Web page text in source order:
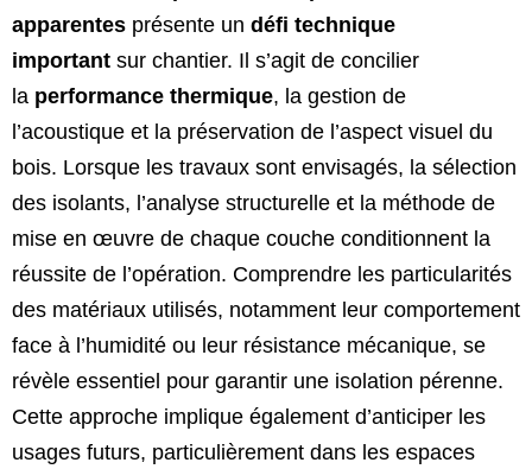
apparentes présente un défi technique
important sur chantier. Il s’agit de concilier
la performance thermique, la gestion de
l’acoustique et la préservation de l’aspect visuel du
bois. Lorsque les travaux sont envisagés, la sélection
des isolants, l’analyse structurelle et la méthode de
mise en œuvre de chaque couche conditionnent la
réussite de l’opération. Comprendre les particularités
des matériaux utilisés, notamment leur comportement
face à l’humidité ou leur résistance mécanique, se
révèle essentiel pour garantir une isolation pérenne.
Cette approche implique également d’anticiper les
usages futurs, particulièrement dans les espaces